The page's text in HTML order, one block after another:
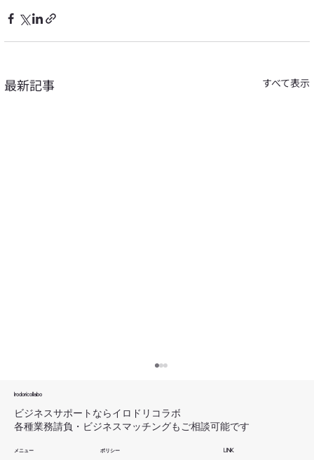
最新記事 すべて表示
開しました_Irodoricollabo（イロドリコ
ラボ）
ページをご覧いただき、ありがとうございま
LINK
ポリシー
メニュー
ビジネスサポートならイロドリコラボ
各種業務請負・ビジネスマッチングもご相談可能です
Irodoricollabo